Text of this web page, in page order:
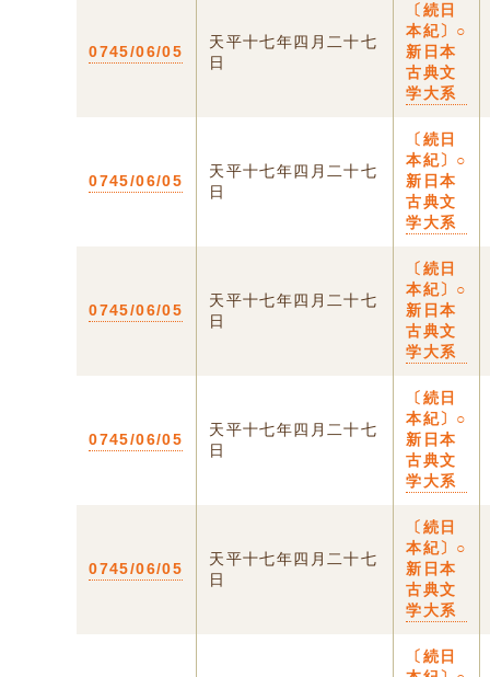
0745/06/05
天平十七年四月二十七
日
〔続日
本紀〕○
新日本
古典文
学大系
0745/06/05
天平十七年四月二十七
日
〔続日
本紀〕○
新日本
古典文
学大系
0745/06/05
天平十七年四月二十七
日
〔続日
本紀〕○
新日本
古典文
学大系
0745/06/05
天平十七年四月二十七
日
〔続日
本紀〕○
新日本
古典文
学大系
0745/06/05
天平十七年四月二十七
日
〔続日
本紀〕○
新日本
古典文
学大系
〔続日